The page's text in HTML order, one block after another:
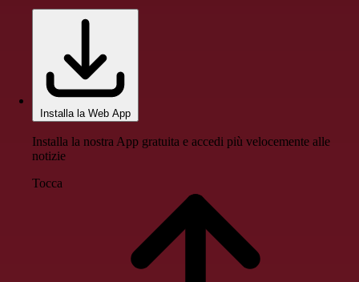
Installa la Web App
Installa la nostra App gratuita e accedi più velocemente alle
notizie
Tocca